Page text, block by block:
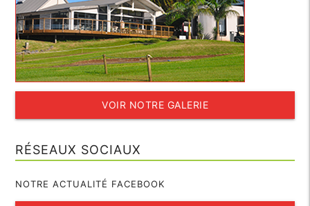
VOIR NOTRE GALERIE
RÉSEAUX SOCIAUX
NOTRE ACTUALITÉ FACEBOOK